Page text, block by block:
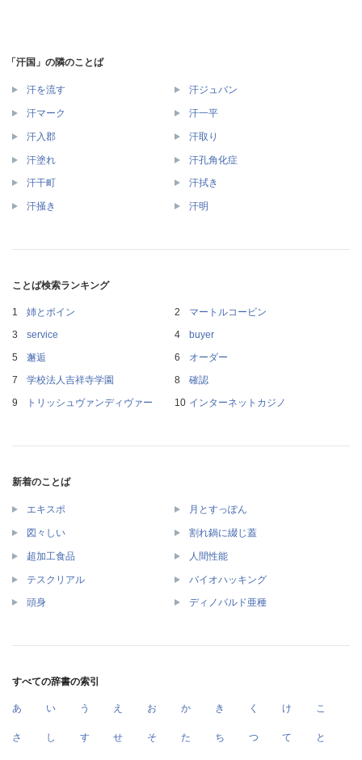
「汗国」の隣のことば
汗を流す 汗ジュバン
汗マーク 汗一平
汗入郡 汗取り
汗塗れ 汗孔角化症
汗干町 汗拭き
汗掻き 汗明
ことば検索ランキング
姉とボイン
マートルコービン
service
buyer
邂逅
オーダー
学校法人吉祥寺学園
確認
トリッシュヴァンディヴァー
インターネットカジノ
新着のことば
エキスポ 月とすっぽん
図々しい 割れ鍋に綴じ蓋
超加工食品 人間性能
テスクリアル バイオハッキング
頭身 ディノバルド亜種
すべての辞書の索引
あ い う え お か き く け こ
さ し す せ そ た ち つ て と